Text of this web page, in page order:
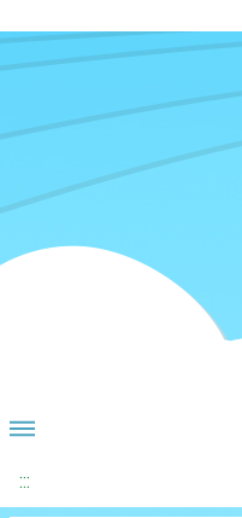
:::